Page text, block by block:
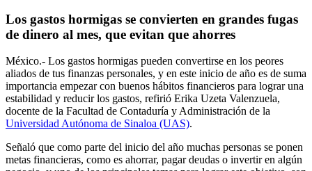
Los gastos hormigas se convierten en grandes fugas
de dinero al mes, que evitan que ahorres
México.- Los gastos hormigas pueden convertirse en los peores
aliados de tus finanzas personales, y en este inicio de año es de suma
importancia empezar con buenos hábitos financieros para lograr una
estabilidad y reducir los gastos, refirió Erika Uzeta Valenzuela,
docente de la Facultad de Contaduría y Administración de la
Universidad Autónoma de Sinaloa (UAS).
Señaló que como parte del inicio del año muchas personas se ponen
metas financieras, como es ahorrar, pagar deudas o invertir en algún